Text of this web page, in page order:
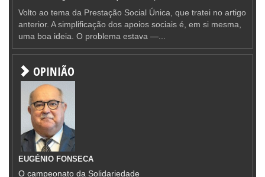
Volto ao tema da Prestação Social Única, que tratei no artigo
anterior. A simplificação dos apoios sociais é, em si mesma,
uma boa ideia. O problema estava —...
OPINIÃO
EUGÉNIO FONSECA
O campeonato da Solidariedade